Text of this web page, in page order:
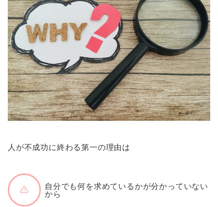
人が不成功に終わる第一の理由は
自分でも何を求めているかが分かっていない
から